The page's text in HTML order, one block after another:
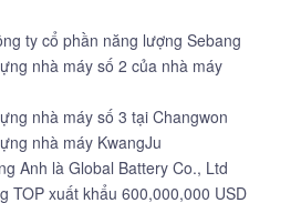
ty cổ phần năng lượng Sebang
nhà máy số 2 của nhà máy
nhà máy số 3 tại Changwon
nhà máy KwangJu
Anh là Global Battery Co., Ltd
TOP xuất khẩu 600,000,000 USD